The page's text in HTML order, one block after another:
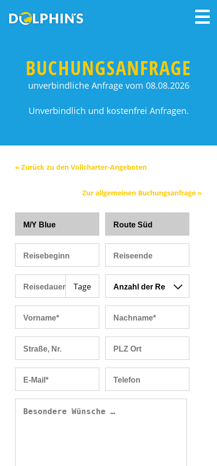
BUCHUNGSANFRAGE
unverbindliche Anfrage vom 08.08.2026
Unverbindlich und kostenfrei Anfragen.
« Zurück zu den Vollcharter-Angeboten
Zur allgemeinen Buchungsanfrage »